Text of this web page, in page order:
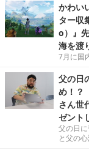
かわい
ター収
o）』
海を渡
7月に国
父の日
め！？
さん世
ゼント
父の日
と父の